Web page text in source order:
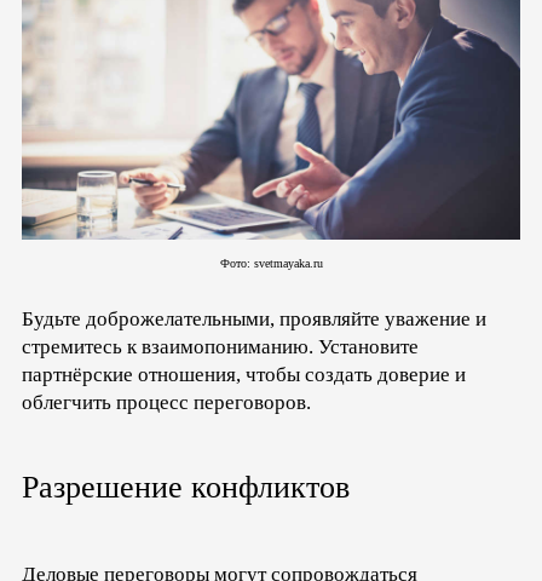
Фото: svetmayaka.ru
Будьте доброжелательными, проявляйте уважение и
стремитесь к взаимопониманию. Установите
партнёрские отношения, чтобы создать доверие и
облегчить процесс переговоров.
Разрешение конфликтов
Деловые переговоры могут сопровождаться